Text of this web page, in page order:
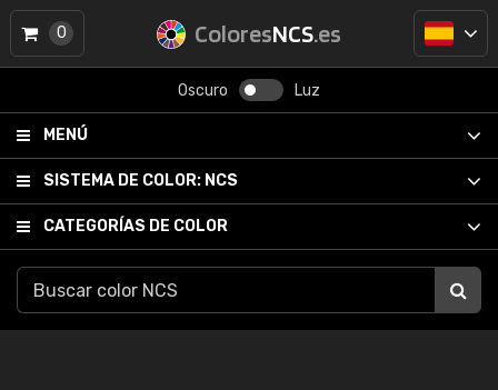
ColoresNCS.es
Oscuro Luz
MENÚ
SISTEMA DE COLOR: NCS
CATEGORÍAS DE COLOR
0